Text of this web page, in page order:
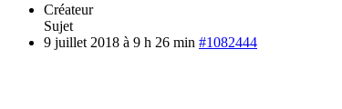
Créateur
Sujet
9 juillet 2018 à 9 h 26 min #1082444